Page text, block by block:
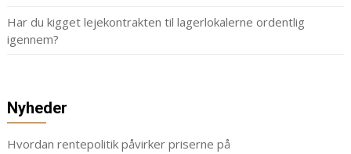
Har du kigget lejekontrakten til lagerlokalerne ordentlig
igennem?
Nyheder
Hvordan rentepolitik påvirker priserne på